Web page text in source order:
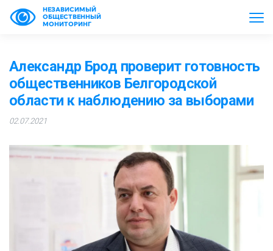
НЕЗАВИСИМЫЙ
ОБЩЕСТВЕННЫЙ
МОНИТОРИНГ
Александр Брод проверит готовность
общественников Белгородской
области к наблюдению за выборами
02.07.2021